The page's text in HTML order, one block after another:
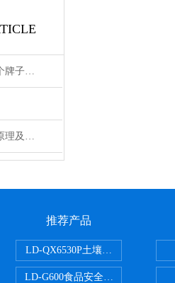
ATP生物荧光检测仪哪个牌子好？这几款性价比测评推荐
ATP细菌含量检测仪的原理及应用
推荐产品
LD-QX6530P土壤氧化还原电位检
LD-G600食品安全检测仪